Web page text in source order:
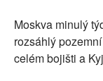
Moskva minulý
rozsáhlý
celém bojišti a